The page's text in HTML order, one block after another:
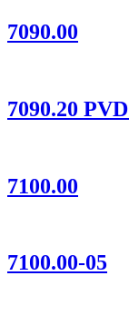
7090.00
7090.20
7100.00
7100.00-05